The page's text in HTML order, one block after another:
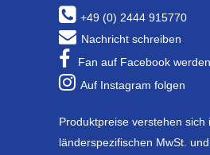
+49 (0) 2444 915770
Nachricht schreiben
Fan auf Facebook werden
Auf Instagram folgen
Produktpreise verstehen sich
länderspezifischen MwSt. und